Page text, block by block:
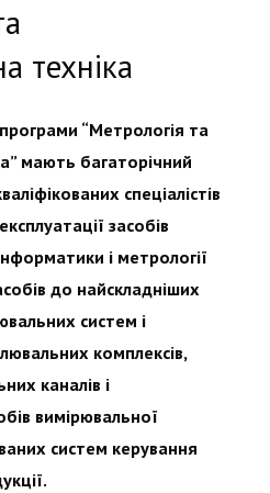
техніка
“Метрологія та
мають багаторічний
спеціалістів
засобів
і метрології
до найскладніших
систем і
комплексів,
каналів і
вимірювальної
систем керування